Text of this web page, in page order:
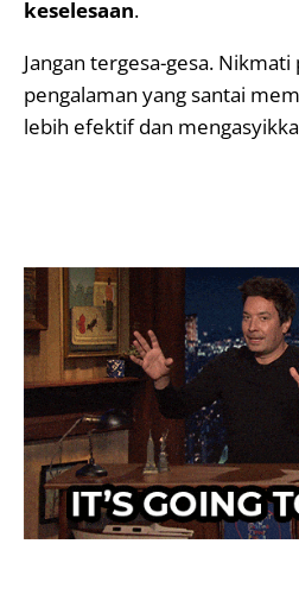
keselesaan.
Jangan tergesa-gesa.
pengalaman yang santai
lebih efektif dan